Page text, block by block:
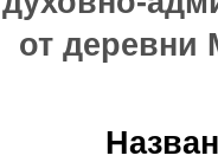
от деревни